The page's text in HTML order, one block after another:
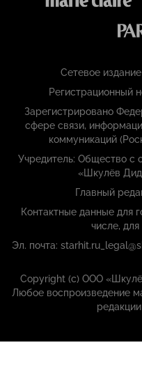
Сетевое
Зарегистрировано
сфере связи,
коммуникаций
Учредитель: Общество с
«Шкулёв
Главный
Контактные данные для
числе,
Эл. почта:
Copyright (с) ООО
Любое воспроизведение